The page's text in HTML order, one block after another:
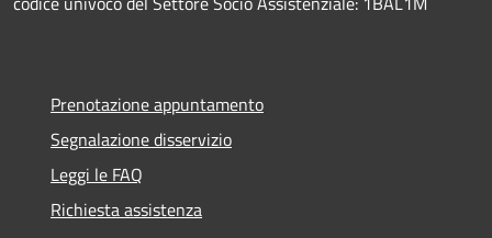
Prenotazione appuntamento
Segnalazione disservizio
Leggi le FAQ
Richiesta assistenza